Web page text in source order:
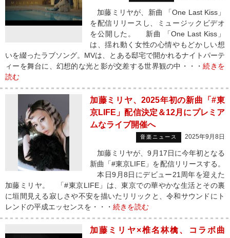
加藤ミリヤが、新曲 「One Last Kiss」
を配信リリースし、ミュージックビデオ
を公開した。 新曲 「One Last Kiss」
は、揺れ動く女性の心情やもどかしい想
いを綴ったラブソング。MVは、とある邸宅で開かれるナイトパーテ
ィーを舞台に、幻想的な光と影が交差する世界観の中・・・続きを
読む
加藤ミリヤ、2025年初の新曲「#東
京LIFE」配信決定＆12月にプレミア
ムなライブ開催へ
音楽ニュース 2025年9月8日
加藤ミリヤが、9月17日に今年初となる
新曲「#東京LIFE」を配信リリースする。
本日9月8日にデビュー21周年を迎えた
加藤ミリヤ。 「#東京LIFE」は、東京での華やかな生活とその裏
に垣間見える寂しさや不安を描いたリリックと、令和サウンドにト
レンドの平成エッセンスを・・・ 続きを読む
加藤ミリヤ×椎名林檎、コラボ曲